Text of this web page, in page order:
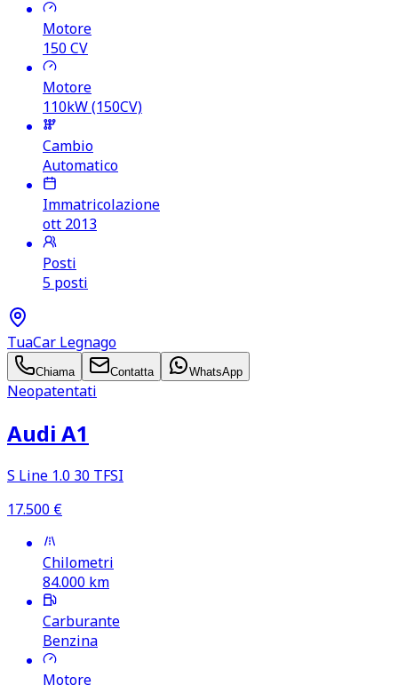
Motore
150CV
Motore
110kW (150CV)
Cambio
Automatico
Immatricolazione
ott 2013
Posti
5 posti
TuaCar Legnago
Chiama Contatta WhatsApp
Neopatentati
Audi A1
S Line 1.0 30 TFSI
17.500 €
Chilometri
84.000 km
Carburante
Benzina
Motore